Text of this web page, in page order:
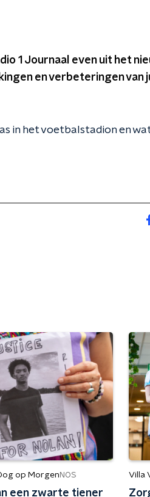
1 Journaal even uit het
en verbeteringen van
in het voetbalstadion en
op Morgen NOS
een zwarte tiener
Villa